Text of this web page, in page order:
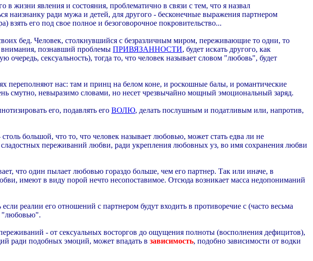
жизни явления и состояния, проблематично в связи с тем, что я назвал
наизнанку ради мужа и детей, для другого - бесконечные выражения партнером
взять его под свое полное и безоговорочное покровительство...
бед. Человек, столкнувшийся с безразличным миром, переживающие то одни, то
внимания, познавший проблемы ПРИВЯЗАННОСТИ, будет искать другого, как
сексуальность), тогда то, что человек называет словом "любовь", будет
переполняют нас: там и принц на белом коне, и роскошные балы, и романтические
смутно, невыразимо словами, но несет чрезвычайно мощный эмоциональный заряд.
его, подавлять его ВОЛЮ, делать послушным и податливым или, напротив,
большой, что то, что человек называет любовью, может стать едва ли не
переживаний любви, ради укрепления любовных уз, во имя сохранения любви
что один пылает любовью гораздо больше, чем его партнер. Так или иначе, в
имеют в виду порой нечто несопоставимое. Отсюда возникает масса недопониманий
реалии его отношений с партнером будут входить в противоречие с (часто весьма
"любовью".
- от сексуальных восторгов до ощущения полноты (восполнения дефицитов),
ради подобных эмоций, может впадать в зависимость, подобно зависимости от водки